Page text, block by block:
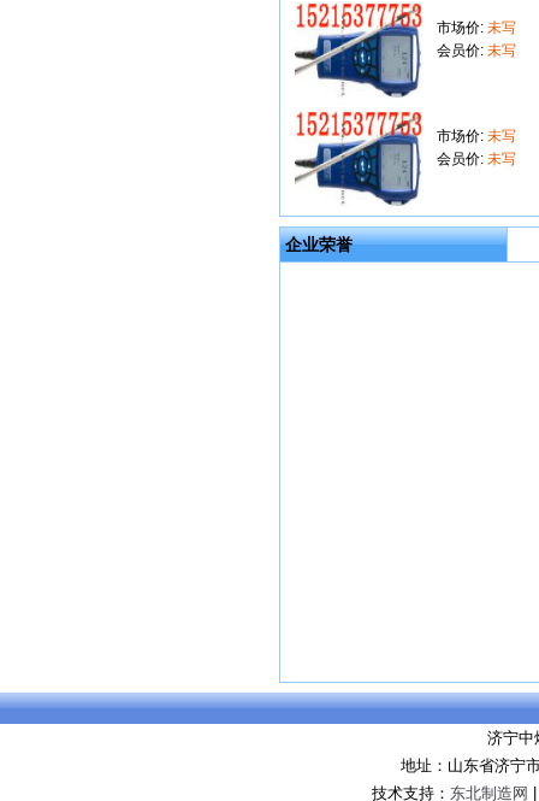
市场价: 未写
会员价: 未写
市场价: 未写
会员价: 未写
企业荣誉
济宁中
地址：山东省济宁
技术支持： 东北制造网